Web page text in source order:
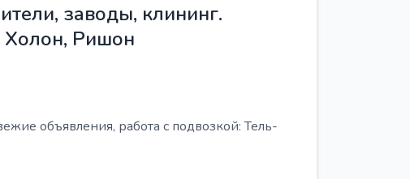
заводы, клининг.
Холон, Ришон
объявления, работа с подвозкой: Тель-